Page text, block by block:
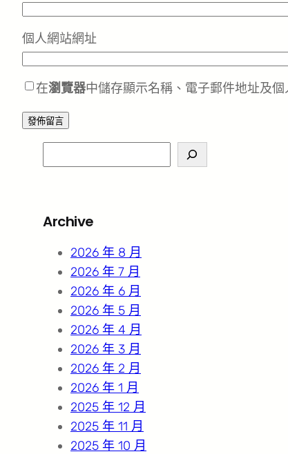
個人網站網址
在瀏覽器中儲存顯示名稱、電子郵件地址及
e
c
Archive
2026 年 8 月
2026 年 7 月
2026 年 6 月
2026 年 5 月
2026 年 4 月
2026 年 3 月
2026 年 2 月
2026 年 1 月
2025 年 12 月
2025 年 11 月
2025 年 10 月